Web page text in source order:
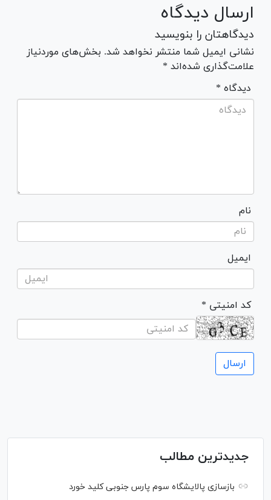
ارسال دیدگاه
دیدگاهتان را بنویسید
نشانی ایمیل شما منتشر نخواهد شد. بخش‌های موردنیاز
علامت‌گذاری شده‌اند *
* دیدگاه
نام
ایمیل
* کد امنیتی
جدیدترین مطالب
بازسازی پالایشگاه سوم پارس جنوبی کلید خورد